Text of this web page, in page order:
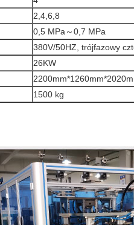
2,4,6,8
0,5 MPa～0,7 MPa
380V/50HZ, trójfazowy
26KW
1500 kg